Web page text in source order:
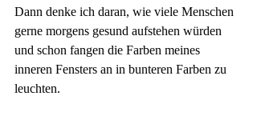
Dann denke ich daran, wie viele Menschen
gerne morgens gesund aufstehen würden
und schon fangen die Farben meines
inneren Fensters an in bunteren Farben zu
leuchten.